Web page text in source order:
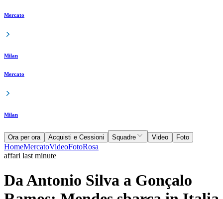
Mercato
Milan
Mercato
Milan
Ora per ora Acquisti e Cessioni Squadre Video Foto
HomeMercatoVideoFotoRosa
affari last minute
Da Antonio Silva a Gonçalo